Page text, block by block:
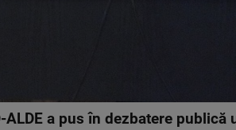
a pus în dezbatere